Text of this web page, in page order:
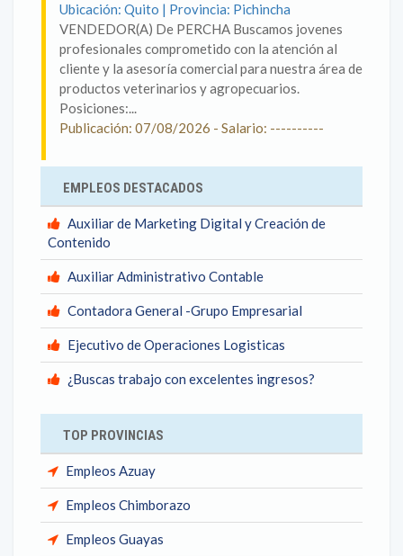
Ubicación: Quito | Provincia: Pichincha
VENDEDOR(A) De PERCHA Buscamos jovenes
profesionales comprometido con la atención al
cliente y la asesoría comercial para nuestra área de
productos veterinarios y agropecuarios.
Posiciones:...
Publicación: 07/08/2026 - Salario: ----------
EMPLEOS DESTACADOS
Auxiliar de Marketing Digital y Creación de
Contenido
Auxiliar Administrativo Contable
Contadora General -Grupo Empresarial
Ejecutivo de Operaciones Logisticas
¿Buscas trabajo con excelentes ingresos?
TOP PROVINCIAS
Empleos Azuay
Empleos Chimborazo
Empleos Guayas